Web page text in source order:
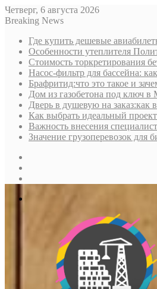
Четверг, 6 августа 2026
Breaking News
Где купить дешевые
Особенности утеплителя
Стоимость торкретирования
Насос-фильтр для бассейна:
Брафритид:что это такое и
Дом из газобетона под ключ в
Дверь в душевую на заказ:как
Как выбрать идеальный
Важность внесения
Значение грузоперевозок для